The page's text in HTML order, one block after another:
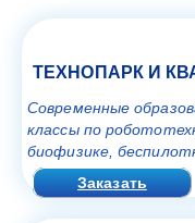
ТЕХНОПАРК И
Современные
классы по
биофизике,
Заказать